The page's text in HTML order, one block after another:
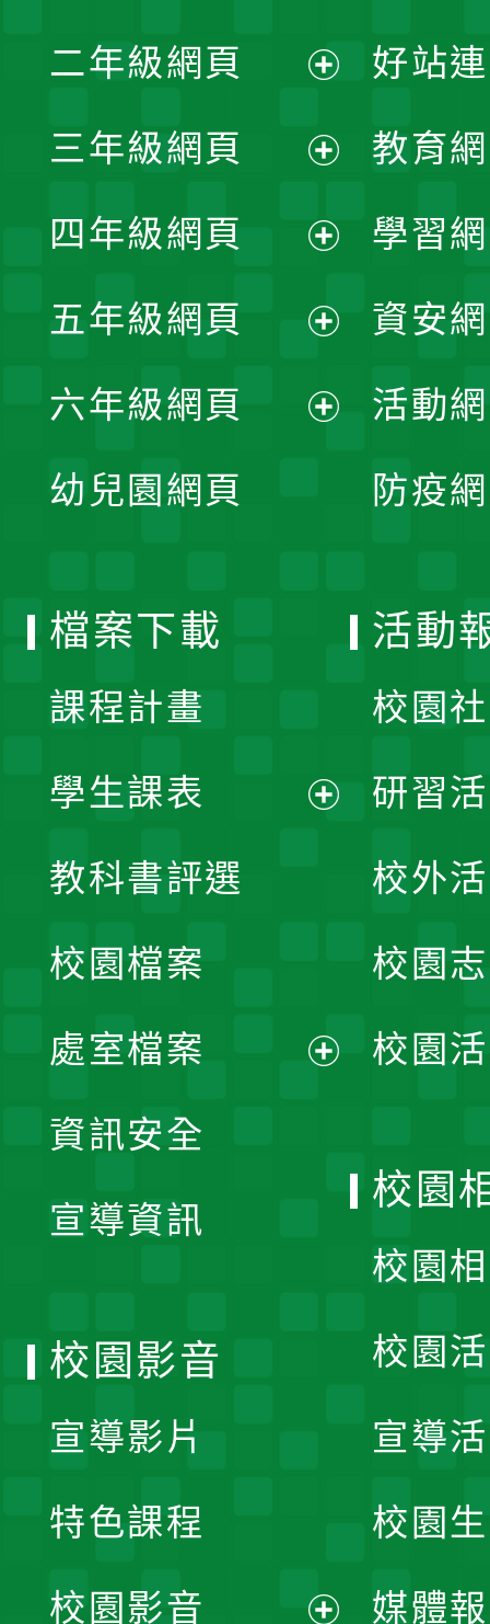
開
選
單
二年級網頁
開
選
單
三年級網頁
開
選
單
四年級網頁
開
選
五年級網頁
開
六年級網頁
幼兒園網頁
好站
教育
學習
資安
活動
防疫
檔案下載
課程計畫
學生課表
單
教科書評選
校園檔案
處室檔案
資訊安全
宣導資訊
活動
校園
研習
校外
校園
校園
校園
校園
校園
宣導
校園
媒體
校園影音
宣導影片
特色課程
校園影音